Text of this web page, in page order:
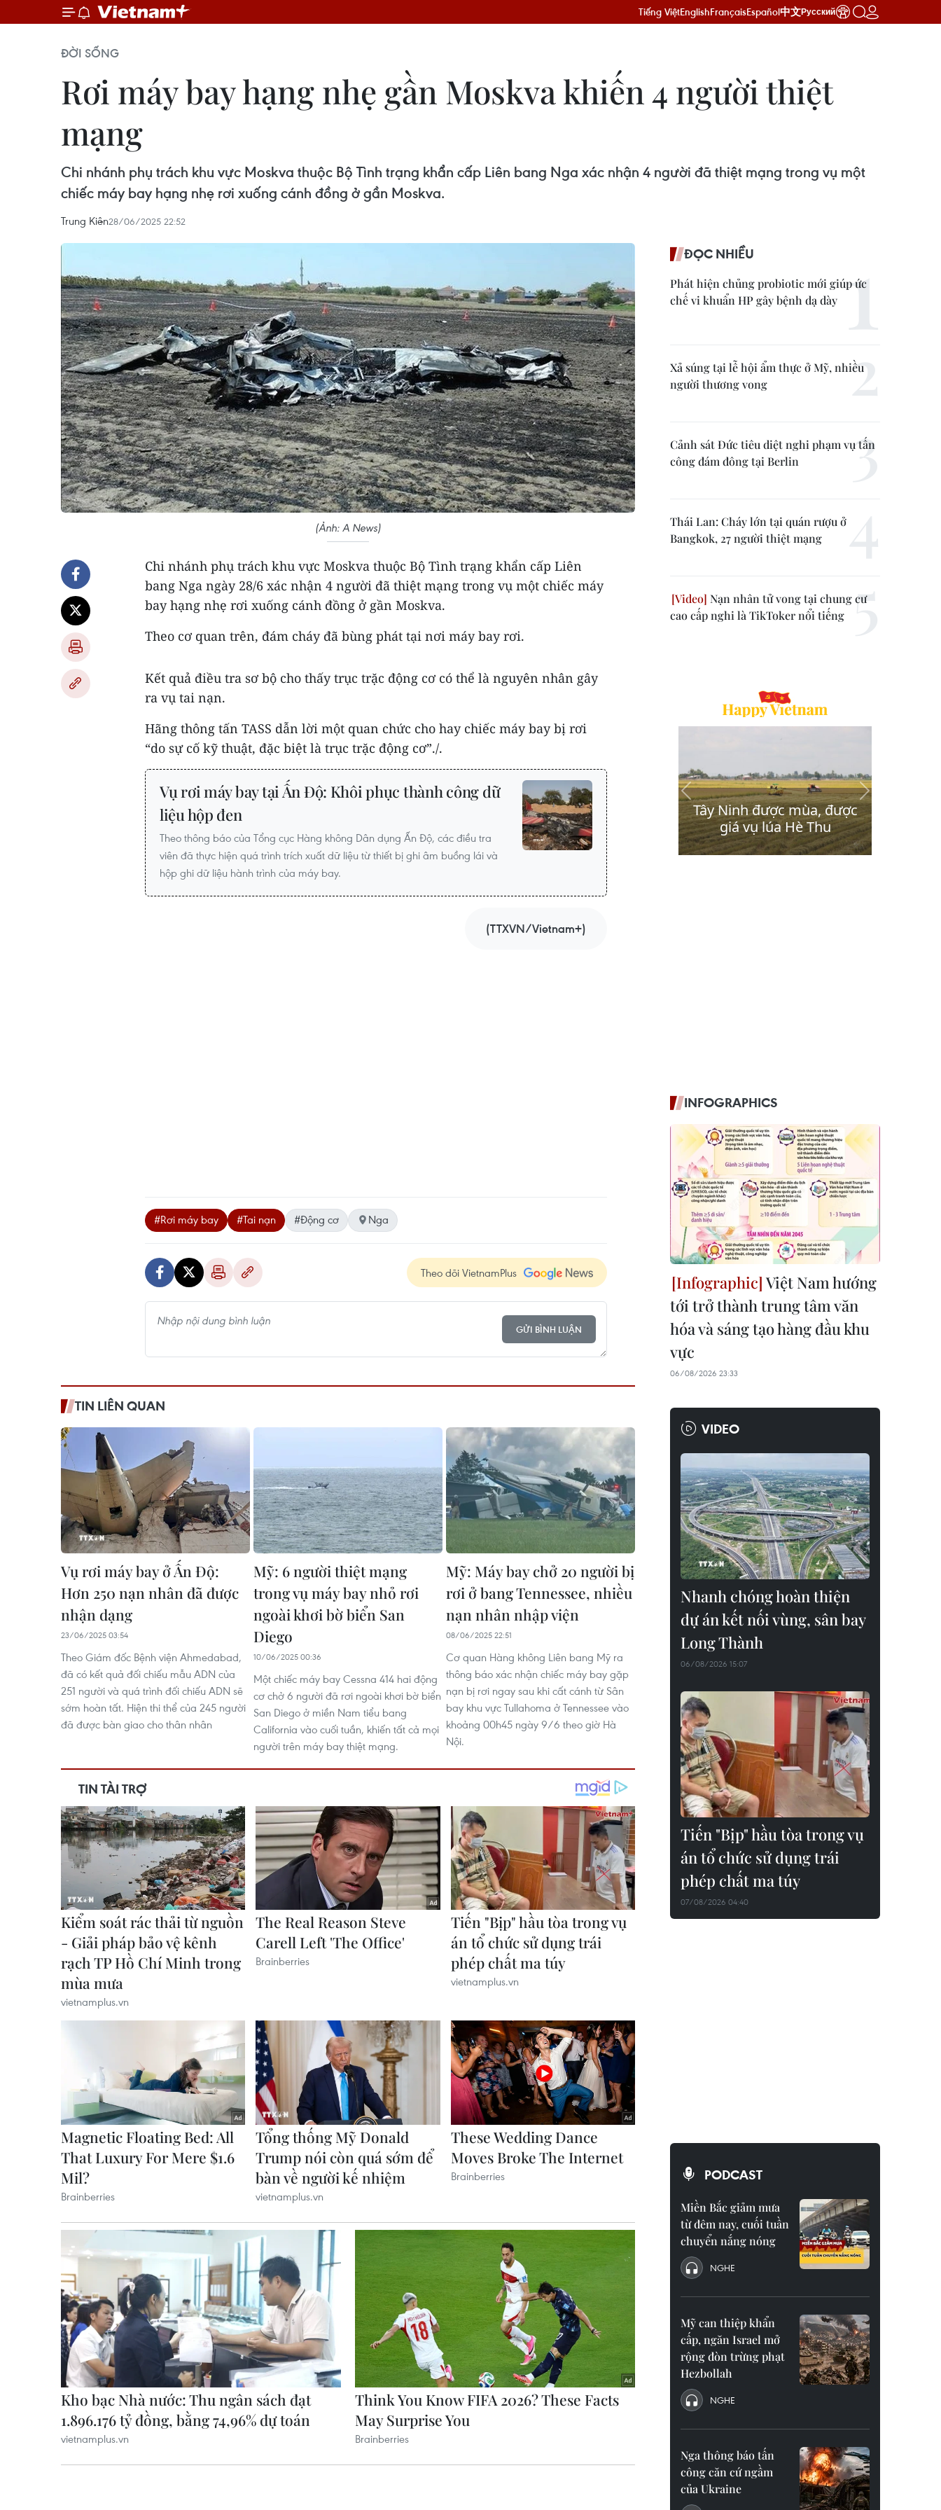
Tiếng ViệtEnglishFrançaisEspañol中文Русский
ĐỜI SỐNG
Rơi máy bay hạng nhẹ gần Moskva khiến 4 người thiệt
mạng
Chi nhánh phụ trách khu vực Moskva thuộc Bộ Tình trạng khẩn cấp Liên bang Nga xác nhận 4 người đã thiệt mạng trong vụ một
chiếc máy bay hạng nhẹ rơi xuống cánh đồng ở gần Moskva.
Trung Kiên28/06/2025 22:52
(Ảnh: A News)
Chi nhánh phụ trách khu vực Moskva thuộc Bộ Tình trạng khẩn cấp Liên
bang Nga ngày 28/6 xác nhận 4 người đã thiệt mạng trong vụ một chiếc máy
bay hạng nhẹ rơi xuống cánh đồng ở gần Moskva.
Theo cơ quan trên, đám cháy đã bùng phát tại nơi máy bay rơi.
Kết quả điều tra sơ bộ cho thấy trục trặc động cơ có thể là nguyên nhân gây
ra vụ tai nạn.
Hãng thông tấn TASS dẫn lời một quan chức cho hay chiếc máy bay bị rơi
“do sự cố kỹ thuật, đặc biệt là trục trặc động cơ”./.
Vụ rơi máy bay tại Ấn Độ: Khôi phục thành công dữ
liệu hộp đen
Theo thông báo của Tổng cục Hàng không Dân dụng Ấn Độ, các điều tra
viên đã thực hiện quá trình trích xuất dữ liệu từ thiết bị ghi âm buồng lái và
hộp ghi dữ liệu hành trình của máy bay.
(TTXVN/Vietnam+)
#Rơi máy bay #Tai nạn #Động cơ Nga
Theo dõi VietnamPlus
GỬI BÌNH LUẬN
TIN LIÊN QUAN
Vụ rơi máy bay ở Ấn Độ:
Hơn 250 nạn nhân đã được
nhận dạng
23/06/2025 03:54
Theo Giám đốc Bệnh viện Ahmedabad,
đã có kết quả đối chiếu mẫu ADN của
251 người và quá trình đối chiếu ADN sẽ
sớm hoàn tất. Hiện thi thể của 245 người
đã được bàn giao cho thân nhân
Mỹ: 6 người thiệt mạng
trong vụ máy bay nhỏ rơi
ngoài khơi bờ biển San
Diego
10/06/2025 00:36
Một chiếc máy bay Cessna 414 hai động
cơ chở 6 người đã rơi ngoài khơi bờ biển
San Diego ở miền Nam tiểu bang
California vào cuối tuần, khiến tất cả mọi
người trên máy bay thiệt mạng.
Mỹ: Máy bay chở 20 người bị
rơi ở bang Tennessee, nhiều
nạn nhân nhập viện
08/06/2025 22:51
Cơ quan Hàng không Liên bang Mỹ ra
thông báo xác nhận chiếc máy bay gặp
nạn bị rơi ngay sau khi cất cánh từ Sân
bay khu vực Tullahoma ở Tennessee vào
khoảng 00h45 ngày 9/6 theo giờ Hà
Nội.
ĐỌC NHIỀU
Phát hiện chủng probiotic mới giúp ức
chế vi khuẩn HP gây bệnh dạ dày
Xả súng tại lễ hội ẩm thực ở Mỹ, nhiều
người thương vong
Cảnh sát Đức tiêu diệt nghi phạm vụ tấn
công đám đông tại Berlin
Thái Lan: Cháy lớn tại quán rượu ở
Bangkok, 27 người thiệt mạng
Nạn nhân tử vong tại chung cư
cao cấp nghi là TikToker nổi tiếng
INFOGRAPHICS
Việt Nam hướng
tới trở thành trung tâm văn
hóa và sáng tạo hàng đầu khu
vực
06/08/2026 23:33
VIDEO
Nhanh chóng hoàn thiện
dự án kết nối vùng, sân bay
Long Thành
06/08/2026 15:07
Tiến "Bịp" hầu tòa trong vụ
án tổ chức sử dụng trái
phép chất ma túy
07/08/2026 04:40
PODCAST
Miền Bắc giảm mưa
từ đêm nay, cuối tuần
chuyển nắng nóng
NGHE
Mỹ can thiệp khẩn
cấp, ngăn Israel mở
rộng đòn trừng phạt
Hezbollah
NGHE
Nga thông báo tấn
công căn cứ ngầm
của Ukraine